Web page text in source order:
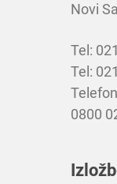
Novi
Tel:
Tel:
0800